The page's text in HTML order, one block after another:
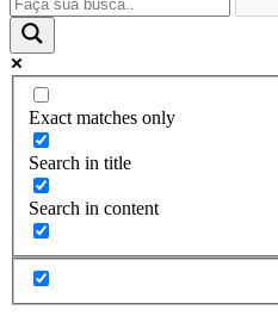
Exact matches only
Search in title
Search in content